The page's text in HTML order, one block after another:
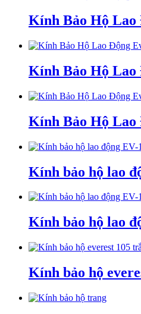
Kính Bảo Hộ Lao
Kính Bảo Hộ Lao
Kính Bảo Hộ Lao
Kính bảo hộ lao
Kính bảo hộ lao
Kính bảo hộ